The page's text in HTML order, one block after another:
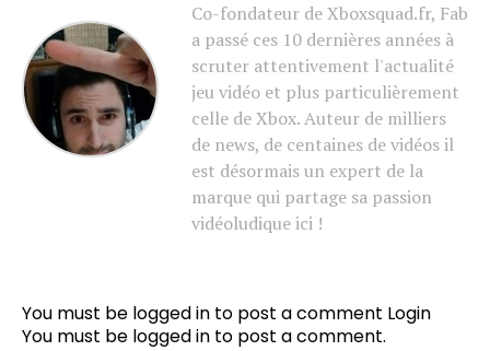
Co-fondateur de Xboxsquad.fr, Fab
a passé ces 10 dernières années à
scruter attentivement l'actualité
jeu vidéo et plus particulièrement
celle de Xbox. Auteur de milliers
de news, de centaines de vidéos il
est désormais un expert de la
marque qui partage sa passion
vidéoludique ici !
You must be logged in to post a comment Login
You must be logged in to post a comment.